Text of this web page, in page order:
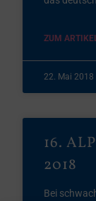
ZUM
22. Mai 2018
16.
2018
Bei